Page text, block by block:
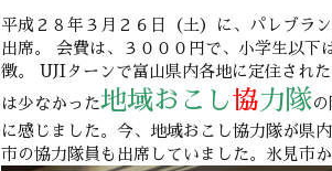
平成２８年３月２６日（土）に、パレブラ
出席。 会費は、３０００円で、小学生以下
徴。 UJIターンで富山県内各地に定住され
は少なかった地域おこし協力隊の
に感じました。今、地域おこし協力隊が県
市の協力隊員も出席していました。氷見市